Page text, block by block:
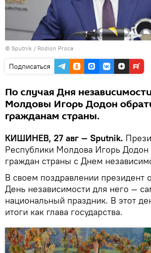
© Sputnik / Rodion Proca
Подписаться
По случая Дня
Молдовы Игорь Додон
гражданам страны.
КИШИНЕВ, 27 авг — Sputnik.
Республики Молдова Игорь Додон
граждан страны с Днем
В своем поздравлении президент
День независимости для него —
национальный праздник. В этот
итоги как глава государства.